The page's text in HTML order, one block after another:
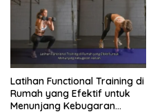
Latihan Functional Training di
Rumah yang Efektif untuk
Menunjang Kebugaran